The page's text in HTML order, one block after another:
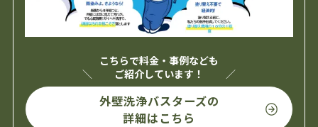
こちらで料金・事例なども
ご紹介しています！
外壁洗浄バスターズの
詳細はこちら